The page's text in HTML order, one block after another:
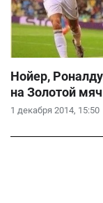
1 декабря 2014, 15:50
Нойер,
на Золотой